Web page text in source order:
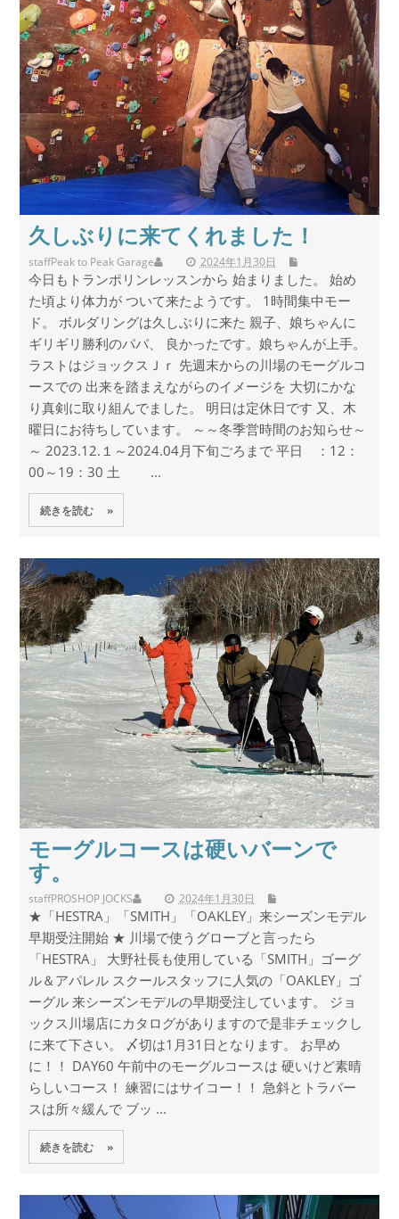
久しぶりに来てくれました！
staff 2024年1月30日
Peak to Peak Garage
今日もトランポリンレッスンから 始まりました。 始め
た頃より体力が ついて来たようです。 1時間集中モー
ド。 ボルダリングは久しぶりに来た 親子、娘ちゃんに
ギリギリ勝利のパパ、 良かったです。娘ちゃんが上手。
ラストはジョックスＪｒ 先週末からの川場のモーグルコ
ースでの 出来を踏まえながらのイメージを 大切にかな
り真剣に取り組んでました。 明日は定休日です 又、木
曜日にお待ちしています。 ～～冬季営時間のお知らせ～
～ 2023.12.１～2024.04月下旬ごろまで 平日 ：12：
00～19：30 土 ...
続きを読む »
モーグルコースは硬いバーンで
す。
staff 2024年1月30日
PROSHOP JOCKS
★「HESTRA」「SMITH」「OAKLEY」来シーズンモデル
早期受注開始 ★ 川場で使うグローブと言ったら
「HESTRA」 大野社長も使用している「SMITH」ゴーグ
ル＆アパレル スクールスタッフに人気の「OAKLEY」ゴ
ーグル 来シーズンモデルの早期受注しています。 ジョ
ックス川場店にカタログがありますので是非チェックし
に来て下さい。 〆切は1月31日となります。 お早め
に！！ DAY60 午前中のモーグルコースは 硬いけど素晴
らしいコース！ 練習にはサイコー！！ 急斜とトラバー
スは所々緩んで ブッ ...
続きを読む »